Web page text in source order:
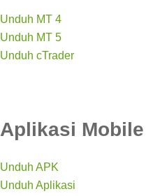
Unduh MT 4
Unduh MT 5
Unduh cTrader
Aplikasi Mobile
Unduh APK
Unduh Aplikasi